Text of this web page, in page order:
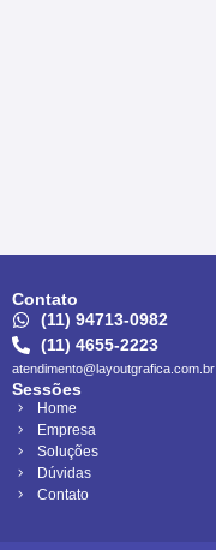
Contato
(11) 94713-0982
(11) 4655-2223
atendimento@layoutgrafica.com.br
Sessões
Home
Empresa
Soluções
Dúvidas
Contato